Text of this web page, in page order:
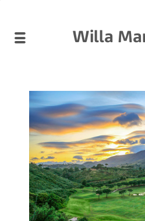
Willa